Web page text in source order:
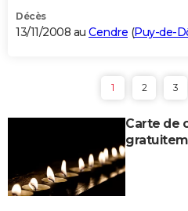
Décès
13/11/2008 au Cendre (Puy-de-
1 2 3
Carte de